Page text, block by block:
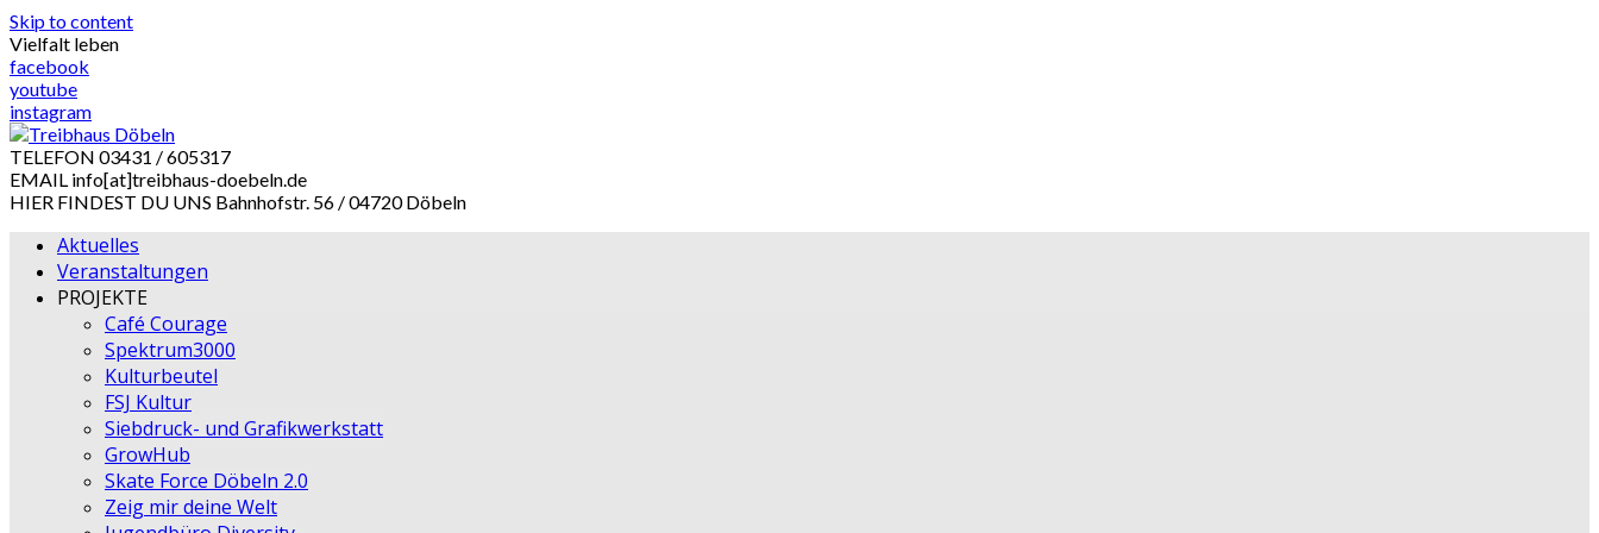
Skip to content
Vielfalt leben
facebook
youtube
instagram
TELEFON 03431 / 605317
EMAIL info[at]treibhaus-doebeln.de
HIER FINDEST DU UNS Bahnhofstr. 56 / 04720 Döbeln
Aktuelles
Veranstaltungen
PROJEKTE
Café Courage
Spektrum3000
Kulturbeutel
FSJ Kultur
Siebdruck- und Grafikwerkstatt
GrowHub
Skate Force Döbeln 2.0
Zeig mir deine Welt